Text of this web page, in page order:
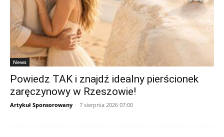
News
Powiedz TAK i znajdź idealny pierścionek
zaręczynowy w Rzeszowie!
Artykuł Sponsorowany - 7 sierpnia 2026 07:00